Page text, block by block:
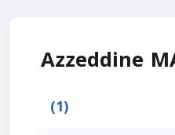
Azzeddine
(1)